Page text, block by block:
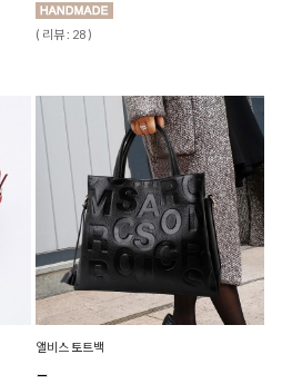
( 리뷰 : 28 )
앨비스 토트백